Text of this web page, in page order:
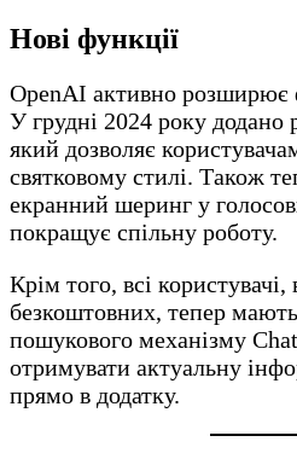
Нові функції
OpenAI активно розширює
У грудні 2024 року додано
який дозволяє
святковому стилі. Також
екранний шеринг у
покращує спільну роботу.
Крім того, всі
безкоштовних, тепер
пошукового механізму
отримувати актуальну
прямо в додатку.